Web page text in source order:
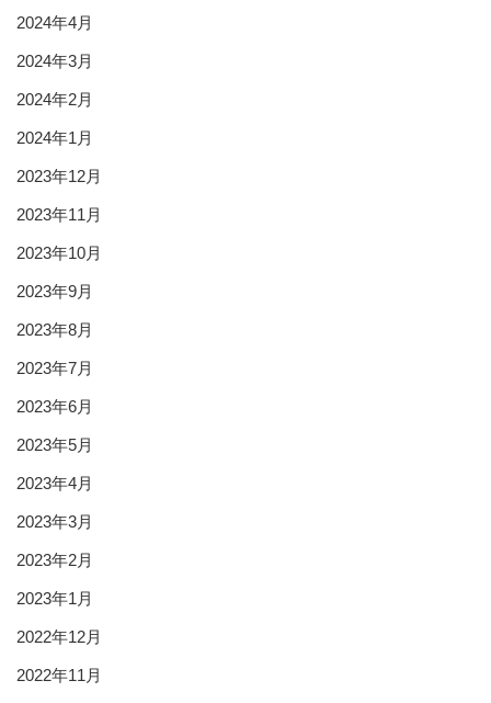
2024年4月
2024年3月
2024年2月
2024年1月
2023年12月
2023年11月
2023年10月
2023年9月
2023年8月
2023年7月
2023年6月
2023年5月
2023年4月
2023年3月
2023年2月
2023年1月
2022年12月
2022年11月